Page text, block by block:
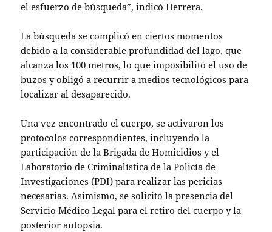
el esfuerzo de búsqueda”, indicó Herrera.
La búsqueda se complicó en ciertos momentos
debido a la considerable profundidad del lago, que
alcanza los 100 metros, lo que imposibilitó el uso de
buzos y obligó a recurrir a medios tecnológicos para
localizar al desaparecido.
Una vez encontrado el cuerpo, se activaron los
protocolos correspondientes, incluyendo la
participación de la Brigada de Homicidios y el
Laboratorio de Criminalística de la Policía de
Investigaciones (PDI) para realizar las pericias
necesarias. Asimismo, se solicitó la presencia del
Servicio Médico Legal para el retiro del cuerpo y la
posterior autopsia.